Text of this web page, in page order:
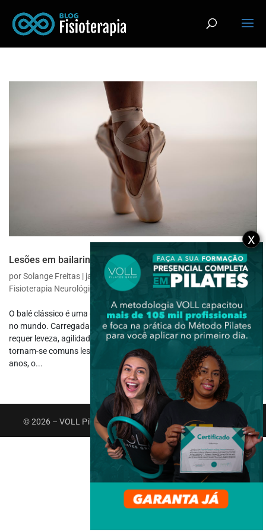
Lesões em bailarinos com consequências a longo prazo
porSolange Freitas | jan 25, 2021|Fisioterapia Desportiva,
Fisioterapia Neurológica
O balé clássico é uma das modalidades de dança mais praticadas
no mundo. Carregada de grande tradição histórica, esta prática
requer leveza, agilidade e precisão de movimentos – e por isso
tornam-se comuns lesões em bailarinos. Porém, com o passar dos
anos, o...
© 2026 – VOLL Pilates Group. Todos os direitos reservados.
X